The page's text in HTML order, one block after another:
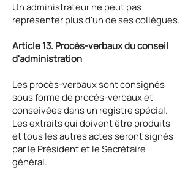
Un administrateur ne peut pas
représenter plus d'un de ses collègues.
Article 13. Procès-verbaux du conseil
d'administration
Les procès-verbaux sont consignés
sous forme de procès-verbaux et
conseivées dans un registre spécial.
Les extraits qui doivent être produits
et tous les autres actes seront signés
par le Président et le Secrétaire
général.